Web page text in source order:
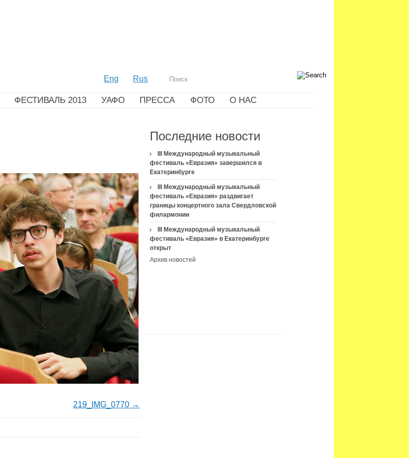
Eng Rus
ФЕСТИВАЛЬ 2013 УАФО ПРЕССА ФОТО О НАС
219_IMG_0770
Последние новости
III Международный музыкальный
фестиваль «Евразия» завершился в
Екатеринбурге
III Международный музыкальный
фестиваль «Евразия» раздвигает
границы концертного зала Свердловской
филармонии
III Международный музыкальный
фестиваль «Евразия» в Екатеринбурге
открыт
Архив новостей